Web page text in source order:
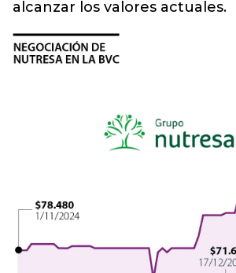
alcanzar los valores actuales.